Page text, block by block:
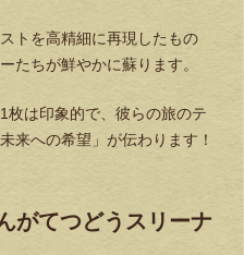
トを高精細に再現したもの
たちが鮮やかに蘇ります。
枚は印象的で、彼らの旅のテ
来への希望」が伝わります！
がてつどうスリーナ